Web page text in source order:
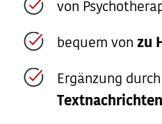
von
bequem von zu
Ergänzung durch
Textnachrichten